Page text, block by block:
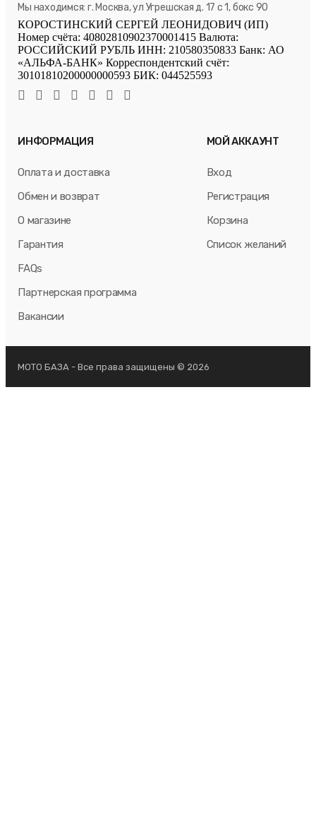
Мы находимся: г. Москва, ул Угрешская д. 17 с 1, бокс 90
КОРОСТИНСКИЙ СЕРГЕЙ ЛЕОНИДОВИЧ (ИП)
Номер счёта: 40802810902370001415 Валюта:
РОССИЙСКИЙ РУБЛЬ ИНН: 210580350833 Банк: АО
«АЛЬФА-БАНК» Корреспондентский счёт:
30101810200000000593 БИК: 044525593
ИНФОРМАЦИЯ
Оплата и доставка
Обмен и возврат
О магазине
Гарантия
FAQs
Партнерская программа
Вакансии
МОЙ АККАУНТ
Вход
Регистрация
Корзина
Список желаний
МОТО БАЗА - Все права защищены © 2026